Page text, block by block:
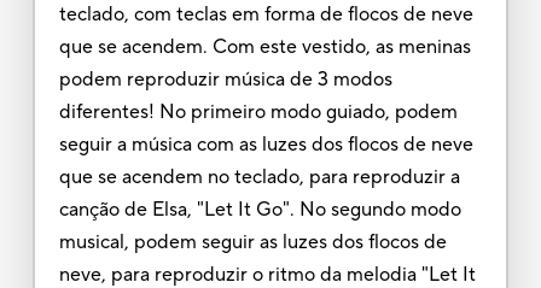
teclado, com teclas em forma de flocos de neve
que se acendem. Com este vestido, as meninas
podem reproduzir música de 3 modos
diferentes! No primeiro modo guiado, podem
seguir a música com as luzes dos flocos de neve
que se acendem no teclado, para reproduzir a
canção de Elsa, "Let It Go". No segundo modo
musical, podem seguir as luzes dos flocos de
neve, para reproduzir o ritmo da melodia "Let It